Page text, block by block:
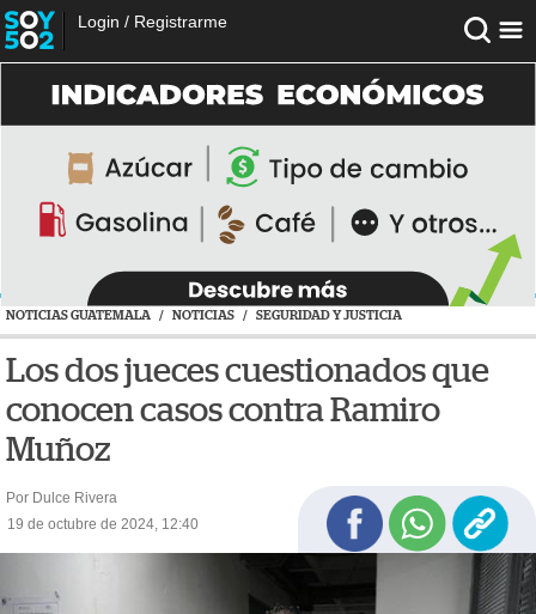
Login / Registrarme
NOTICIAS GUATEMALA / NOTICIAS / SEGURIDAD Y JUSTICIA
Los dos jueces cuestionados que
conocen casos contra Ramiro
Muñoz
Por Dulce Rivera
19 de octubre de 2024, 12:40